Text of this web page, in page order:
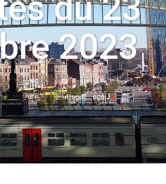
2023